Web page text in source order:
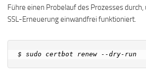
Führe einen Probelauf des Prozesses
SSL-Erneuerung einwandfrei funktioniert.